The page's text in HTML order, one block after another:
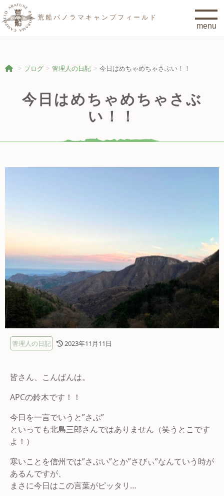
荒船パノラマキャンプフィールド
ブログ 管理人の日記 今日はめちゃめちゃさぶい！！
今日はめちゃめちゃさぶ
い！！
管理人の日記 2023年11月11日
皆さん、こんばんは。
APCの鈴木です！！
今日を一言でいうと”さぶ”
といっても北島三郎さんではありません（笑うとこです
よ！）
寒いことを信州では”さぶい”とか”さびぃ”なんていう時が
あるんですが、
まさに今日はこの言葉がピッタリ…